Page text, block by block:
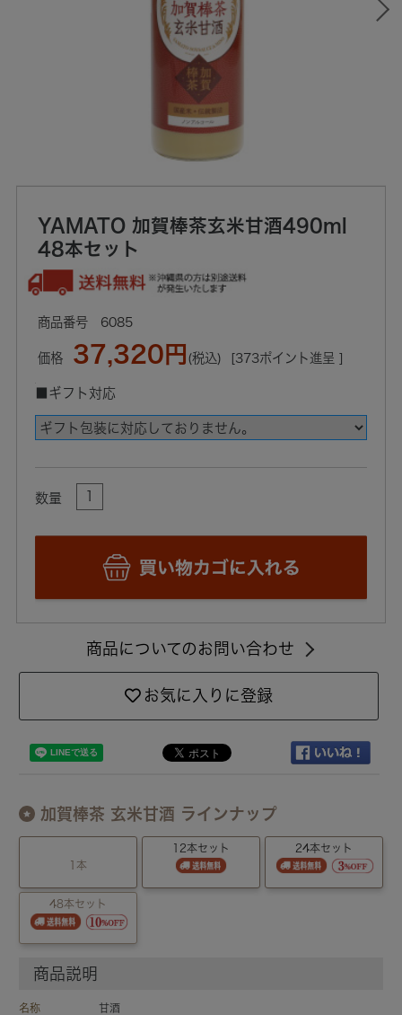
YAMATO 加賀棒茶玄米甘酒490ml
48本セット
6085
価格 37,320円 (税込) [373ポイント進呈 ]
■ギフト対応
数量
商品についてのお問い合わせ
お気に入りに登録
加賀棒茶 玄米甘酒 ラインナップ
1本
12本セット 24本セット
48本セット
商品説明
名称
甘酒